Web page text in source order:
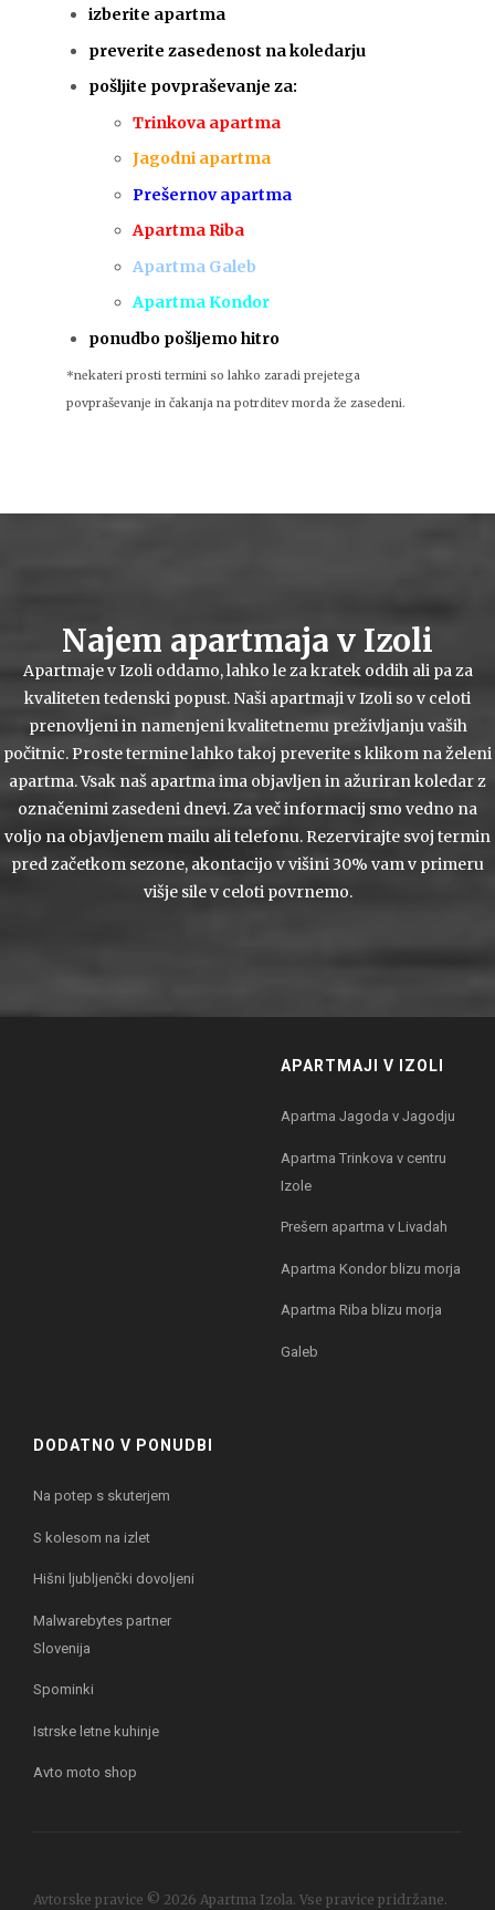
izberite apartma
preverite zasedenost na koledarju
pošljite povpraševanje za:
Trinkova apartma
Jagodni apartma
Prešernov apartma
Apartma Riba
Apartma Galeb
Apartma Kondor
ponudbo pošljemo hitro
*nekateri prosti termini so lahko zaradi prejetega
povpraševanje in čakanja na potrditev morda že zasedeni.
Najem apartmaja v Izoli
Apartmaje v Izoli oddamo, lahko le za kratek oddih ali pa za
kvaliteten tedenski popust. Naši apartmaji v Izoli so v celoti
prenovljeni in namenjeni kvalitetnemu preživljanju vaših
počitnic. Proste termine lahko takoj preverite s klikom na želeni
apartma. Vsak naš apartma ima objavljen in ažuriran koledar z
označenimi zasedeni dnevi. Za več informacij smo vedno na
voljo na objavljenem mailu ali telefonu. Rezervirajte svoj termin
pred začetkom sezone, akontacijo v višini 30% vam v primeru
višje sile v celoti povrnemo.
APARTMAJI V IZOLI
Apartma Jagoda v Jagodju
Apartma Trinkova v centru
Izole
Prešern apartma v Livadah
Apartma Kondor blizu morja
Apartma Riba blizu morja
Galeb
DODATNO V PONUDBI
Na potep s skuterjem
S kolesom na izlet
Hišni ljubljenčki dovoljeni
Malwarebytes partner
Slovenija
Spominki
Istrske letne kuhinje
Avto moto shop
Avtorske pravice © 2026 Apartma Izola. Vse pravice pridržane.